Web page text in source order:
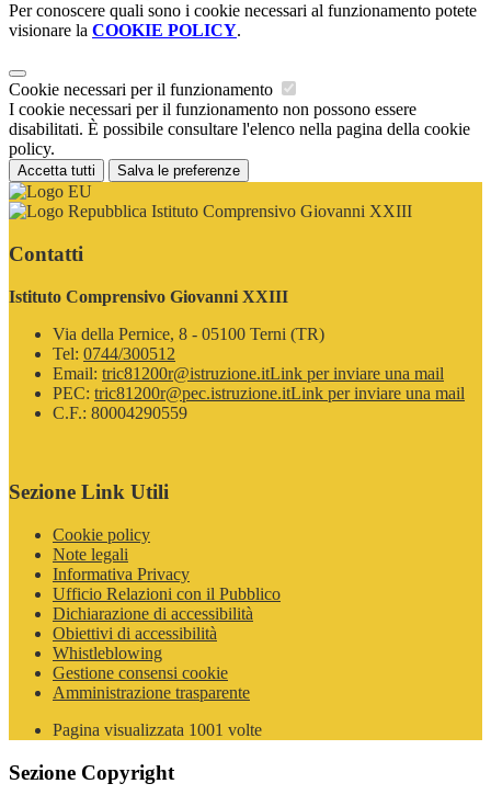
Per conoscere quali sono i cookie necessari al funzionamento potete
visionare la COOKIE POLICY.
Cookie necessari per il funzionamento
I cookie necessari per il funzionamento non possono essere
disabilitati. È possibile consultare l'elenco nella pagina della cookie
policy.
Accetta tutti Salva le preferenze
Istituto Comprensivo Giovanni XXIII
Contatti
Istituto Comprensivo Giovanni XXIII
Via della Pernice, 8 - 05100 Terni (TR)
Tel: 0744/300512
Email: tric81200r@istruzione.itLink per inviare una mail
PEC: tric81200r@pec.istruzione.itLink per inviare una mail
C.F.: 80004290559
Sezione Link Utili
Cookie policy
Note legali
Informativa Privacy
Ufficio Relazioni con il Pubblico
Dichiarazione di accessibilità
Obiettivi di accessibilità
Whistleblowing
Gestione consensi cookie
Amministrazione trasparente
Pagina visualizzata 1001 volte
Sezione Copyright